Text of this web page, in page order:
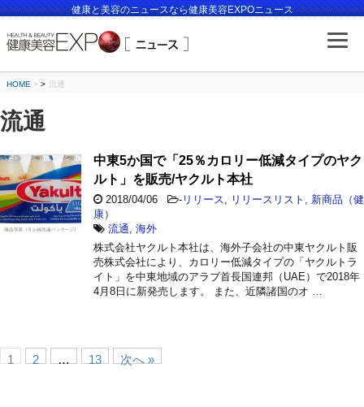
健康と美容のニュースなら健康美容EXPOニュース
HOME > 流通
流通
中東5か国で「25％カロリー低減タイプのヤク
ルト」を販売/ヤクルト本社
2018/04/06 - リリース リリースリスト
新商品（健
康）
流通 海外
株式会社ヤクルト本社は、海外子会社の中東ヤクルト販
売株式会社により、カロリー低減タイプの「ヤクルトラ
イト」を中東地域のアラブ首長国連邦（UAE）で2018年
4月8日に新発売します。 また、近隣諸国のオ …
1 2 … 13 次へ »